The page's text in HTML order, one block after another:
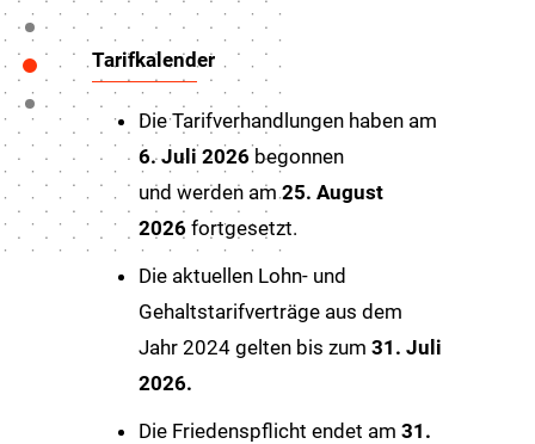
Tarifkalender
Die Tarifverhandlungen haben am
6. Juli 2026 begonnen
und werden am25. August
2026 fortgesetzt.
Die aktuellen Lohn- und
Gehaltstarifverträge aus dem
Jahr 2024 gelten bis zum 31. Juli
2026.
Die Friedenspflicht endet am 31.